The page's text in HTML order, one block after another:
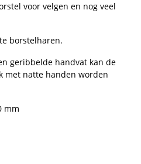
voor velgen en nog veel
borstelharen.
geribbelde handvat kan de
met natte handen worden
mm